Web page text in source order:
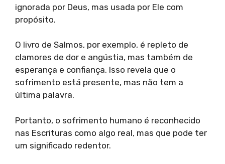
ignorada por Deus, mas usada por Ele com
propósito.
O livro de Salmos, por exemplo, é repleto de
clamores de dor e angústia, mas também de
esperança e confiança. Isso revela que o
sofrimento está presente, mas não tem a
última palavra.
Portanto, o sofrimento humano é reconhecido
nas Escrituras como algo real, mas que pode ter
um significado redentor.